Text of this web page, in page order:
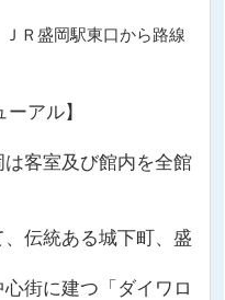
ＪＲ盛岡駅東口から路線
アル】
客室及び館内を全館
伝統ある城下町、盛
街に建つ「ダイワロ